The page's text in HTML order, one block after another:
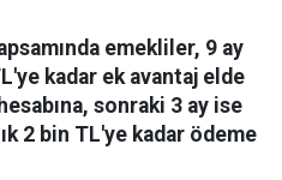
emekliler, 9 ay
kadar ek avantaj elde
sonraki 3 ay ise
2 bin TL'ye kadar ödeme